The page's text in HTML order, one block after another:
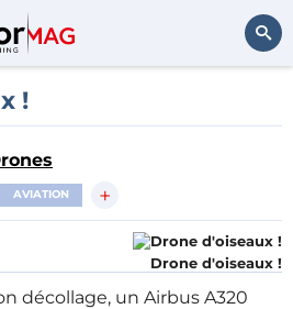
!
AVIATION +
Drone d'oiseaux !
décollage, un Airbus A320